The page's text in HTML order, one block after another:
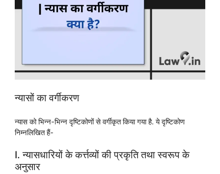
न्यासों का वर्गीकरण
न्यास को भिन्न-भिन्न दृष्टिकोणों से वर्गीकृत किया गया है. ये दृष्टिकोण
निम्नलिखित हैं-
I. न्यासधारियों के कर्त्तव्यों की प्रकृति तथा स्वरूप के
अनुसार